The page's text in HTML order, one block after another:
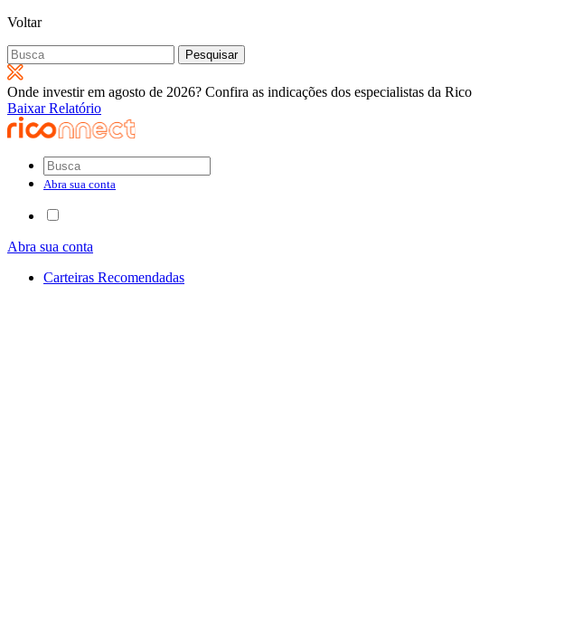
Voltar
Pesquisar
por:
Onde investir em agosto de 2026? Confira as indicações dos especialistas da Rico
Baixar Relatório
Abra sua conta
Abra sua conta
Carteiras Recomendadas